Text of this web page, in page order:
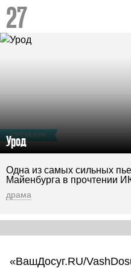
ПРЕМЬЕРА
Урод
Одна из самых сильных
Майенбурга в
драма
«ВашДосуг.RU/